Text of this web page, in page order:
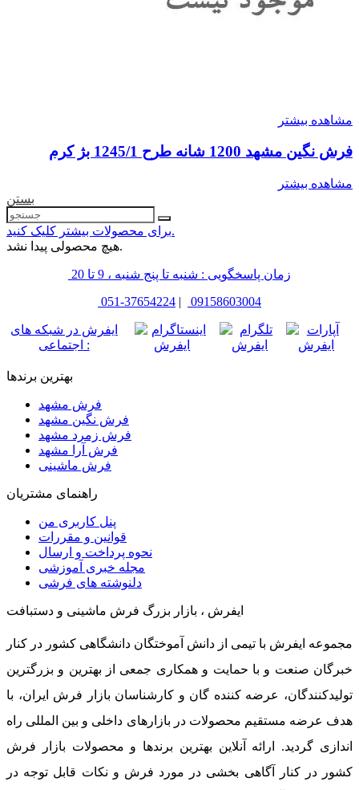
مشاهده بیشتر
فرش نگین مشهد 1200 شانه طرح 1245/1 بژ کرم
مشاهده بیشتر
بستن
برای محصولات بیشتر کلیک کنید.
هیچ محصولی پیدا نشد.
زمان پاسخگویی : شنبه تا پنج شنبه ، 9 تا 20
051-37654224 | 09158603004
ایفرش در شبکه های
اجتماعی :
بهترین برندها
فرش مشهد
فرش نگین مشهد
فرش زمرد مشهد
فرش آرا مشهد
فرش ماشینی
راهنمای مشتریان
پنل کاربری من
قوانین و مقررات
نحوه پرداخت و ارسال
مجله خبری آموزشی
دلنوشته های فرشی
ایفرش ، بازار بزرگ فرش ماشینی و دستبافت
مجموعه ایفرش با تیمی از دانش آموختگان دانشگاهی کشور در کنار
خبرگان صنعت و با حمایت و همکاری جمعی از بهترین و بزرگترین
تولیدکنندگان، عرضه کننده گان و کارشناسان بازار فرش ایران، با
هدف عرضه مستقیم محصولات در بازارهای داخلی و بین المللی راه
اندازی گردید. ارائه آنلاین بهترین برندها و محصولات بازار فرش
کشور در کنار آگاهی بخشی در مورد فرش و نکات قابل توجه در